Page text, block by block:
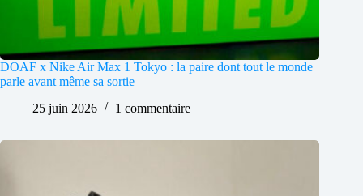
DOAF x Nike Air Max 1 Tokyo : la paire dont tout le monde
parle avant même sa sortie
25 juin 2026
1 commentaire